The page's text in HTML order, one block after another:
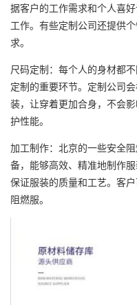
据客户的工作需求和个人喜
工作。有些定制公司还提供
求。
尺码定制：每个人的身材都
定制的重要环节。定制公司
装，让穿着更加合身，不会
护性能。
加工制作：北京的一些安全
备，能够高效、精准地制作
保证服装的质量和工艺。客
阻燃服。